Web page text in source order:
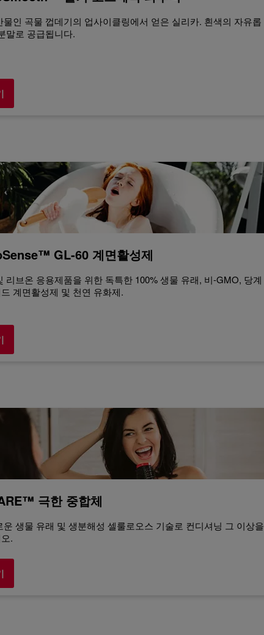
물인 곡물 껍데기의 업사이클링에서 얻은 실리카. 흰색의 자유롭
말로 공급됩니다.
GL-60 계면활성제
리브온 응용제품을 위한 독특한 100% 생물 유래, 비-GMO, 당계
계면활성제 및 천연 유화제.
극한 중합체
운 생물 유래 및 생분해성 셀룰로오스 기술로 컨디셔닝 그 이상을
.